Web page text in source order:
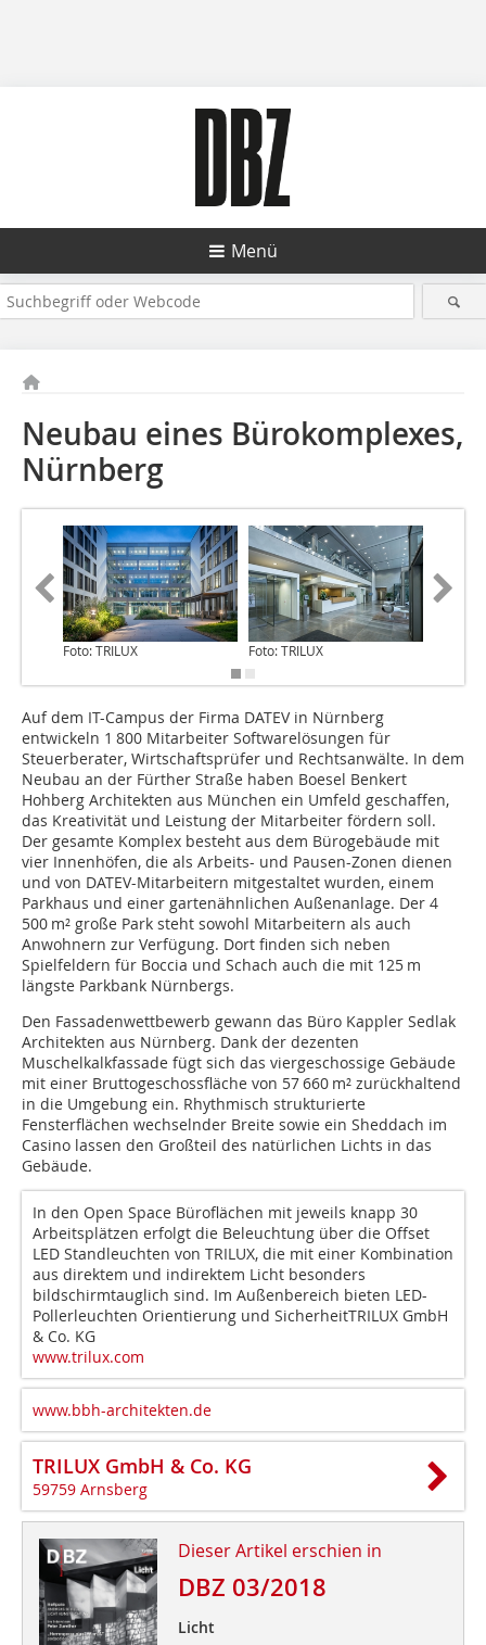
Menü
Neubau eines Bürokomplexes,
Nürnberg
Foto: TRILUX Foto: TRILUX
Auf dem IT-Campus der Firma DATEV in Nürnberg
entwickeln 1 800 Mitarbeiter Softwarelösungen für
Steuerberater, Wirtschaftsprüfer und Rechtsanwälte. In dem
Neubau an der Fürther Straße haben Boesel Benkert
Hohberg Architekten aus München ein Umfeld geschaffen,
das Kreativität und Leistung der Mitarbeiter fördern soll.
Der gesamte Komplex besteht aus dem Bürogebäude mit
vier Innenhöfen, die als Arbeits- und Pausen-Zonen dienen
und von DATEV-Mitarbeitern mitgestaltet wurden, einem
Parkhaus und einer gartenähnlichen Außenanlage. Der 4
500 m² große Park steht sowohl Mitarbeitern als auch
Anwohnern zur Verfügung. Dort finden sich neben
Spielfeldern für Boccia und Schach auch die mit 125 m
längste Parkbank Nürnbergs.
Den Fassadenwettbewerb gewann das Büro Kappler Sedlak
Architekten aus Nürnberg. Dank der dezenten
Muschelkalkfassade fügt sich das viergeschossige Gebäude
mit einer Bruttogeschossfläche von 57 660 m² zurückhaltend
in die Umgebung ein. Rhythmisch strukturierte
Fensterflächen wechselnder Breite sowie ein Sheddach im
Casino lassen den Großteil des natürlichen Lichts in das
Gebäude.
In den Open Space Büroflächen mit jeweils knapp 30
Arbeitsplätzen erfolgt die Beleuchtung über die Offset
LED Standleuchten von TRILUX, die mit einer Kombination
aus direktem und indirektem Licht besonders
bildschirmtauglich sind. Im Außenbereich bieten LED-
Pollerleuchten Orientierung und SicherheitTRILUX GmbH
& Co. KG
www.trilux.com
www.bbh-architekten.de
TRILUX GmbH & Co. KG
59759 Arnsberg
Dieser Artikel erschien in
DBZ 03/2018
Licht